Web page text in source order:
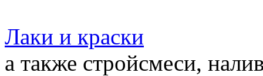
Лаки и краски
а также стройсмеси,